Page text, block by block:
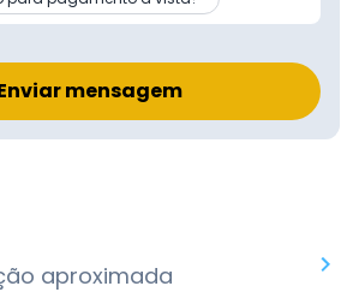
mensagem
aproximada